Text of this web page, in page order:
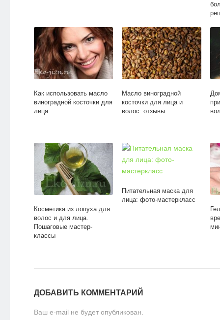
Как использовать масло
виноградной косточки для
лица
Масло виноградной
косточки для лица и
волос: отзывы
Косметика из лопуха для
волос и для лица.
Пошаговые мастер-
классы
Питательная маска для
лица: фото-мастеркласс
ДОБАВИТЬ КОММЕНТАРИЙ
Ваш e-mail не будет опубликован.